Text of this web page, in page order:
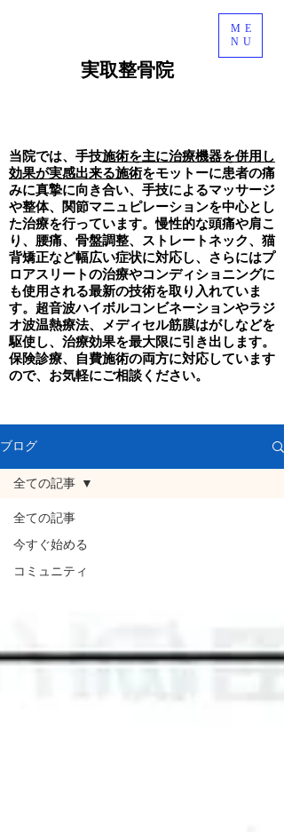
​実取整骨院
ME
NU
当院では、手技施術を主に治療機器を併用し
効果が実感出来る施術をモットーに患者の痛
みに真摯に向き合い、手技によるマッサージ
や整体、関節マニュピレーションを中心とし
た治療を行っています。慢性的な頭痛や肩こ
り、腰痛、骨盤調整、ストレートネック、猫
背矯正など幅広い症状に対応し、さらにはプ
ロアスリートの治療やコンディショニングに
も使用される最新の技術を取り入れていま
す。超音波ハイボルコンビネーションやラジ
オ波温熱療法、メディセル筋膜はがしなどを
駆使し、治療効果を最大限に引き出します。
保険診療、自費施術の両方に対応しています
ので、お気軽にご相談ください。
ブログ
全ての記事
今すぐ始める
コミュニティ
全ての記事